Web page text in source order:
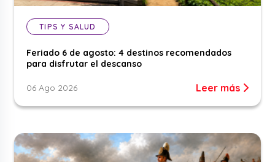
TIPS Y SALUD
Feriado 6 de agosto: 4 destinos recomendados
para disfrutar el descanso
06 Ago 2026 Leer más